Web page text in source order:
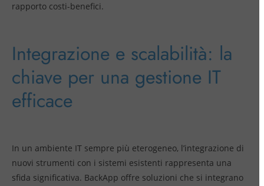
rapporto costi-benefici.
Integrazione e scalabilità: la
chiave per una gestione IT
efficace
In un ambiente IT sempre più eterogeneo, l’integrazione di
nuovi strumenti con i sistemi esistenti rappresenta una
sfida significativa. BackApp offre soluzioni che si integrano